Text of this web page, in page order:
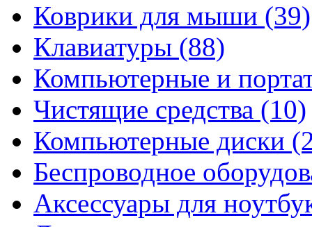
Коврики для мыши (39)
Клавиатуры (88)
Компьютерные и
Чистящие средства (10)
Компьютерные диски
Беспроводное
Аксессуары для